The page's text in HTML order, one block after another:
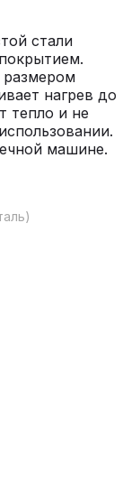
стали
нагрев до
тепло и не
машине.